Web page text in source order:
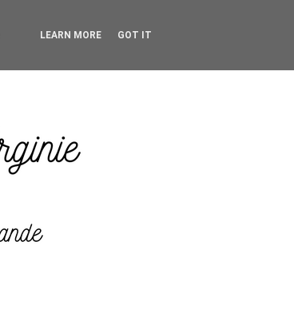
LEARN MORE GOT IT